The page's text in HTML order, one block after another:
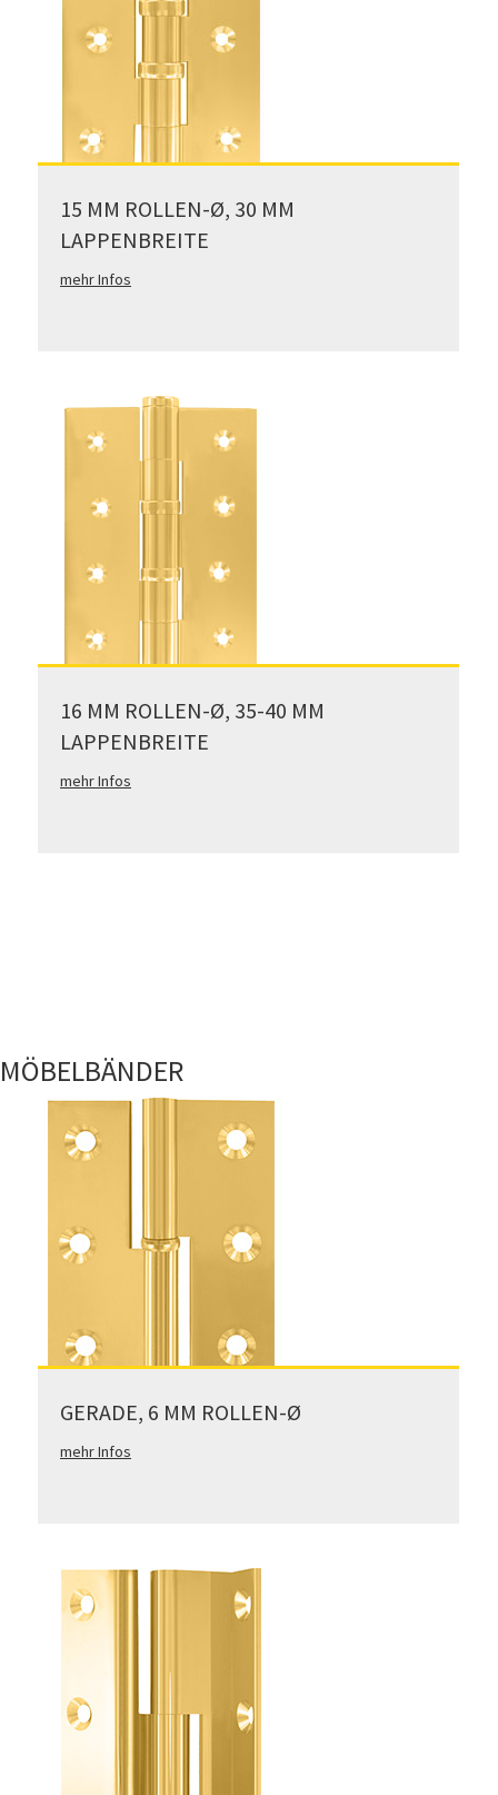
15 MM ROLLEN-Ø, 30 MM
LAPPENBREITE
mehr Infos
16 MM ROLLEN-Ø, 35-40 MM
LAPPENBREITE
mehr Infos
MÖBELBÄNDER
GERADE, 6 MM ROLLEN-Ø
mehr Infos